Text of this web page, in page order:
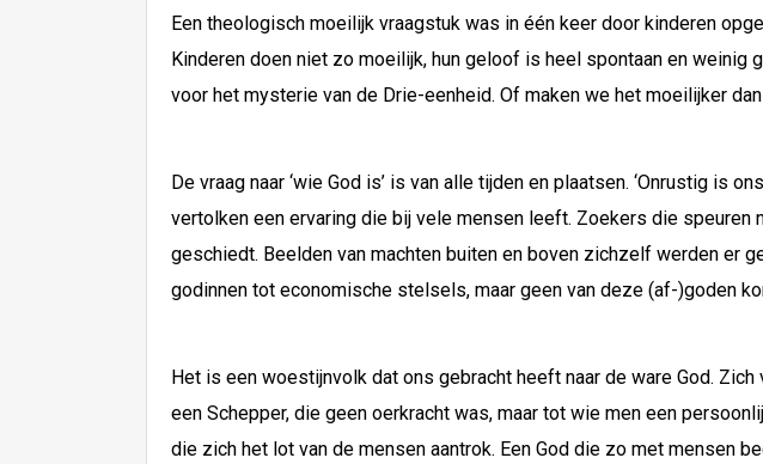
Een theologisch moeilijk vraagstuk was in één keer door kinderen
Kinderen doen niet zo moeilijk, hun geloof is heel spontaan en
voor het mysterie van de Drie-eenheid. Of maken we het moeilijker
De vraag naar ‘wie God is’ is van alle tijden en plaatsen. ‘Onrustig is
vertolken een ervaring die bij vele mensen leeft. Zoekers die speuren
geschiedt. Beelden van machten buiten en boven zichzelf werden er
godinnen tot economische stelsels, maar geen van deze (af-)goden
Het is een woestijnvolk dat ons gebracht heeft naar de ware God.
een Schepper, die geen oerkracht was, maar tot wie men een
die zich het lot van de mensen aantrok. Een God die zo met mensen